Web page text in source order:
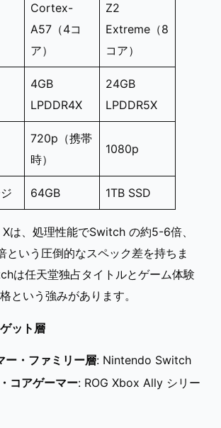
Cortex-
A57（4コ
ア）
Z2
Extreme（8
コア）
4GB
LPDDR4X
24GB
LPDDR5X
720p（携帯
時）
1080p
64GB 1TB SSD
は、処理性能でSwitch の約5-6倍、
という圧倒的なスペック差を持ちま
は任天堂独占タイトルとゲーム体験
という強みがあります。
ット層
ー・ファミリー層: Nintendo Switch
コアゲーマー: ROG Xbox Ally シリー